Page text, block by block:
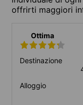
offrirti maggiori
Ottima
Destinazione
Alloggio